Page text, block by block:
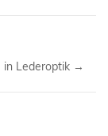
in Lederoptik →